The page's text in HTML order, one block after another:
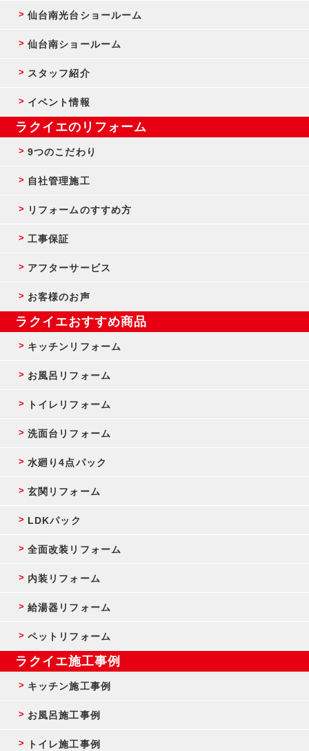
仙台南光台ショールーム
仙台南ショールーム
スタッフ紹介
イベント情報
ラクイエのリフォーム
9つのこだわり
自社管理施工
リフォームのすすめ方
工事保証
アフターサービス
お客様のお声
ラクイエおすすめ商品
キッチンリフォーム
お風呂リフォーム
トイレリフォーム
洗面台リフォーム
水廻り4点パック
玄関リフォーム
LDKパック
全面改装リフォーム
内装リフォーム
給湯器リフォーム
ペットリフォーム
ラクイエ施工事例
キッチン施工事例
お風呂施工事例
トイレ施工事例